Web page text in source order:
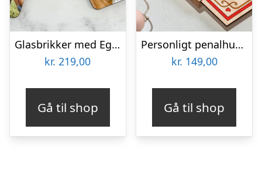
Glasbrikker med Eget Foto – 6-pak
kr. 219,00
Gå til shop
Personligt penalhus med Retrodesign
kr. 149,00
Gå til shop